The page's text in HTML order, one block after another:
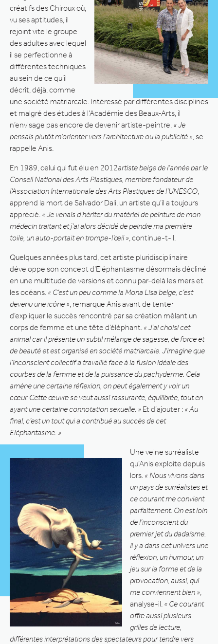
créatifs des Chiroux où,
vu ses aptitudes, il
rejoint vite le groupe
des adultes avec lequel
il se perfectionne à
différentes techniques
au sein de ce qu’il
décrit, déjà, comme
une société matriarcale. Intéressé par différentes disciplines
et malgré des études à l’Académie des Beaux-Arts, il
n’envisage pas encore de devenir artiste-peintre. « Je
pensais plutôt m’orienter vers l’architecture ou la publicité » , se
rappelle Anis.
En 1989, celui qui fut élu en 2012artiste belge de l’année par le
Conseil National des Arts Plastiques, membre fondateur de
l’Association Internationale des Arts Plastiques de l’UNESCO
apprend la mort de Salvador Dali, un artiste qu’il a toujours
apprécié. « Je venais d’hériter du matériel de peinture de mon
médecin traitant et j’ai alors décidé de peindre ma première
toile, un auto-portait en trompe-l’œil » , continue-t-il.
Quelques années plus tard, cet artiste pluridisciplinaire
développe son concept d’Eléphantasme désormais décliné
en une multitude de versions et connu par-delà les mers et
les océans. « C’est un peu comme la Mona Lisa belge, c’est
devenu une icône » , remarque Anis avant de tenter
d’expliquer le succès rencontré par sa création mêlant un
corps de femme et une tête d’éléphant. « J’ai choisi cet
animal car il présente un subtil mélange de sagesse, de force et
de beauté et est organisé en société matriarcale. J’imagine que
l’inconscient collectif a travaillé face à la fusion idéale des
courbes de la femme et de la puissance du pachyderme. Cela
amène une certaine réflexion, on peut également y voir un
cœur. Cette œuvre se veut aussi rassurante, équilibrée, tout en
ayant une certaine connotation sexuelle. » Et d’ajouter : « Au
final, c’est un tout qui a contribué au succès de cet
Eléphantasme. »
Une veine surréaliste
qu’Anis exploite depuis
lors. « Nous vivons dans
un pays de surréalistes et
ce courant me convient
parfaitement. On est loin
de l’inconscient du
premier jet du dadaïsme.
Il y a dans cet univers une
réflexion, un humour, un
jeu sur la forme et de la
provocation, aussi, qui
me conviennent bien »
analyse-il. « Ce courant
offre aussi plusieurs
grilles de lecture,
différentes interprétations des spectateurs pour tendre vers